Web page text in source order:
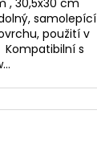
samolepící
použití v
s